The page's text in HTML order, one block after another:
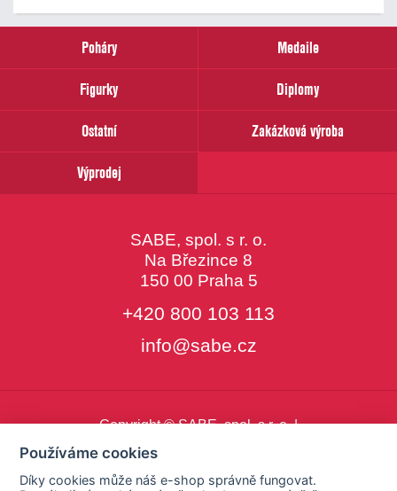
email
Poháry
Medaile
Figurky
Diplomy
Ostatní
Zakázková výroba
Výprodej
SABE, spol. s r. o.
Na Březince 8
150 00 Praha 5
+420 800 103 113
info@sabe.cz
Copyright © SABE, spol. s r. o. |
Používáme cookies
Díky cookies může náš e-shop správně fungovat.